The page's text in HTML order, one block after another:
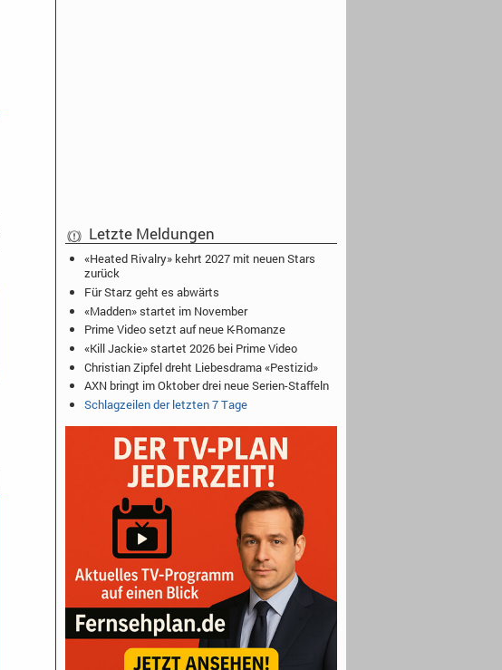
Letzte Meldungen
«Heated Rivalry» kehrt 2027 mit neuen Stars
zurück
Für Starz geht es abwärts
«Madden» startet im November
Prime Video setzt auf neue K-Romanze
«Kill Jackie» startet 2026 bei Prime Video
Christian Zipfel dreht Liebesdrama «Pestizid»
AXN bringt im Oktober drei neue Serien-Staffeln
Schlagzeilen der letzten 7 Tage